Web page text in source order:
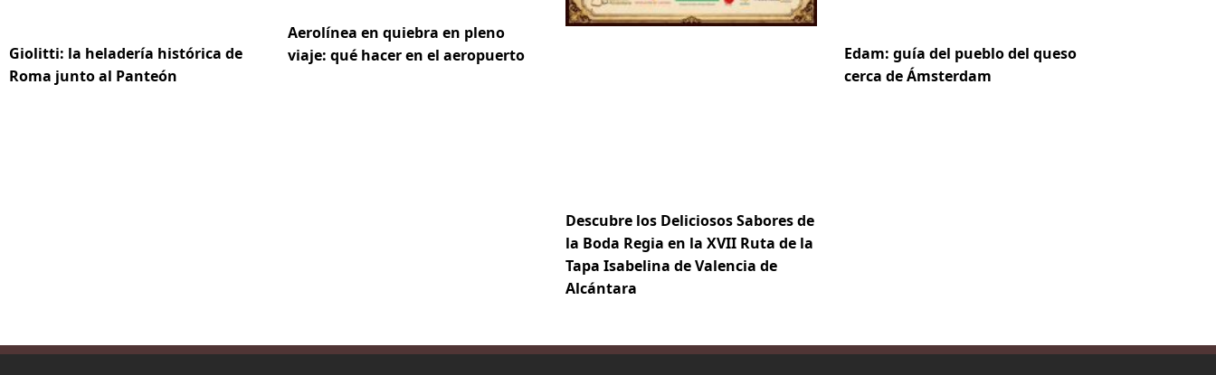
Giolitti: la heladería histórica de
Roma junto al Panteón
Aerolínea en quiebra en pleno
viaje: qué hacer en el aeropuerto
Descubre los Deliciosos Sabores de
la Boda Regia en la XVII Ruta de la
Tapa Isabelina de Valencia de
Alcántara
Edam: guía del pueblo del queso
cerca de Ámsterdam